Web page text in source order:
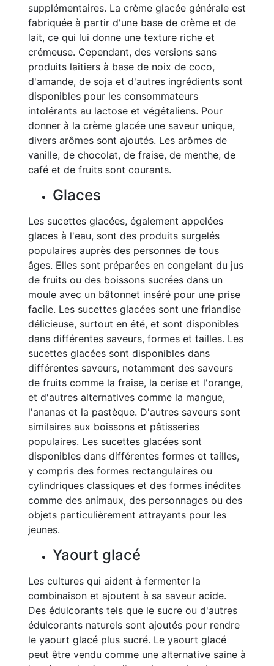
supplémentaires. La crème glacée générale est
fabriquée à partir d'une base de crème et de
lait, ce qui lui donne une texture riche et
crémeuse. Cependant, des versions sans
produits laitiers à base de noix de coco,
d'amande, de soja et d'autres ingrédients sont
disponibles pour les consommateurs
intolérants au lactose et végétaliens. Pour
donner à la crème glacée une saveur unique,
divers arômes sont ajoutés. Les arômes de
vanille, de chocolat, de fraise, de menthe, de
café et de fruits sont courants.
Glaces
Les sucettes glacées, également appelées
glaces à l'eau, sont des produits surgelés
populaires auprès des personnes de tous
âges. Elles sont préparées en congelant du jus
de fruits ou des boissons sucrées dans un
moule avec un bâtonnet inséré pour une prise
facile. Les sucettes glacées sont une friandise
délicieuse, surtout en été, et sont disponibles
dans différentes saveurs, formes et tailles. Les
sucettes glacées sont disponibles dans
différentes saveurs, notamment des saveurs
de fruits comme la fraise, la cerise et l'orange,
et d'autres alternatives comme la mangue,
l'ananas et la pastèque. D'autres saveurs sont
similaires aux boissons et pâtisseries
populaires. Les sucettes glacées sont
disponibles dans différentes formes et tailles,
y compris des formes rectangulaires ou
cylindriques classiques et des formes inédites
comme des animaux, des personnages ou des
objets particulièrement attrayants pour les
jeunes.
Yaourt glacé
Les cultures qui aident à fermenter la
combinaison et ajoutent à sa saveur acide.
Des édulcorants tels que le sucre ou d'autres
édulcorants naturels sont ajoutés pour rendre
le yaourt glacé plus sucré. Le yaourt glacé
peut être vendu comme une alternative saine à